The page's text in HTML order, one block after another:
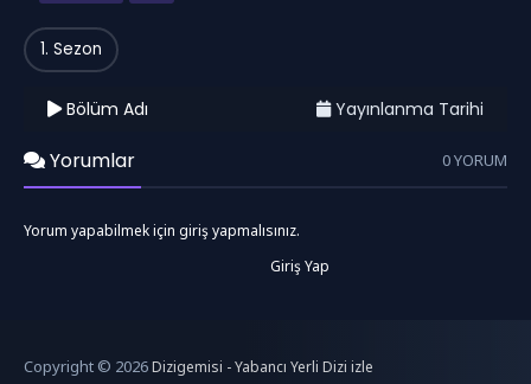
1. Sezon
Bölüm Adı Yayınlanma Tarihi
Yorumlar 0 YORUM
Yorum yapabilmek için giriş yapmalısınız.
Giriş Yap
Copyright © 2026Dizigemisi - Yabancı Yerli Dizi izle